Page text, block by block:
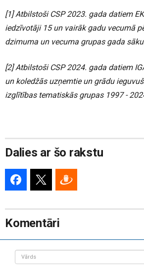
[1]Atbilstoši CSP 2023. gada datiem
iedzīvotāji 15 un vairāk gadu vecumā
dzimuma un vecuma grupas gada
[2]Atbilstoši CSP 2024. gada datiem
un koledžās uzņemtie un grādu
izglītības tematiskās grupas 1997 -
Dalies ar šo rakstu
Komentāri
Vārds